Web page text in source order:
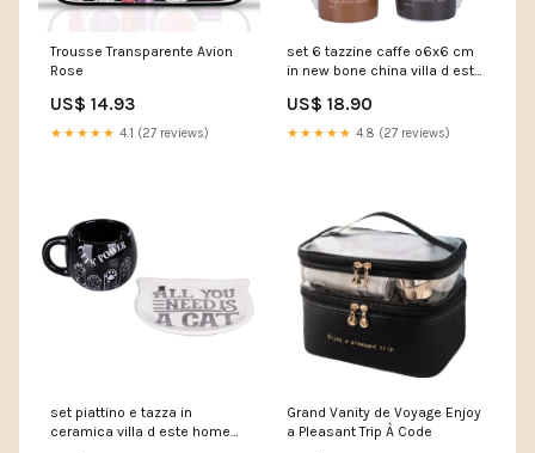
Trousse Transparente Avion
Rose
US$ 14.93
★★★★★ 4.1 (27 reviews)
set 6 tazzine caffe o6x6 cm
in new bone china villa d este
103.078.03
US$ 18.90
★★★★★ 4.8 (27 reviews)
set piattino e tazza in
ceramica villa d este home
Grand Vanity de Voyage Enjoy
a Pleasant Trip À Code